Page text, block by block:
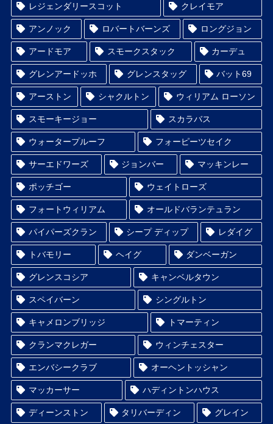
レジェンダリースコット クレイモア
アンノック ロバートバーンズ ロングジョン
アードモア スモークスタック カーデュ
グレンアードッホ グレンスタッグ バット69
アーストン シャクルトン ウィリアム ローソン
スモーキージョー スカラバス
ウォータープルーフ フォーピーツセイク
サーエドワーズ ジョンバー マッキンレー
ポッチゴー ウェイトローズ
フォートウィリアム オールドバランテュラン
パイパーズクラン シープ ディップ レダイグ
トバモリー ヘイグ ダンベーガン
グレンスコシア キャンベルタウン
スペイバーン シングルトン
キャメロンブリッジ トマーティン
クランマクレガー ウィンチェスター
エンバシークラブ オーヘントッシャン
マッカーサー ハディントンハウス
ディーンストン タリバーディン グレイン